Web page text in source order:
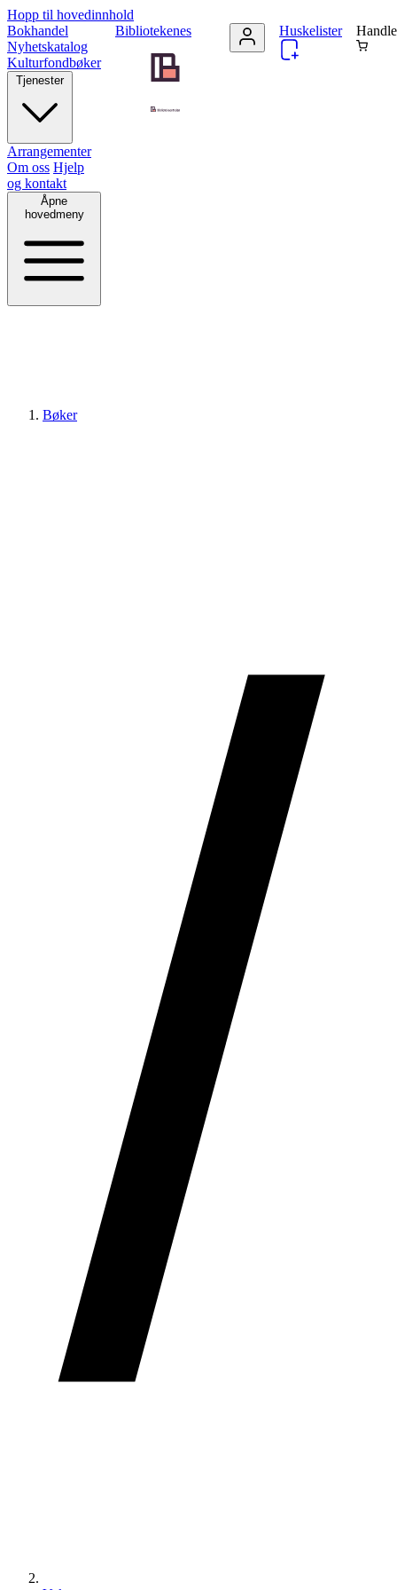
Hopp til hovedinnhold
Bibliotekenes
Bokhandel
Nyhetskatalog
Kulturfondbøker
Tjenester
Arrangementer
Om oss Hjelp
og kontakt
Åpne
hovedmeny
Huskelister
Bøker